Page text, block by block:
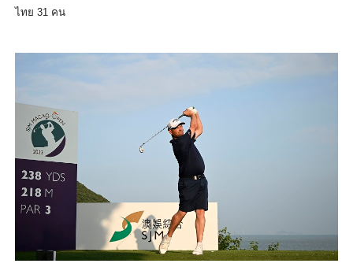
ไทย 31 คน